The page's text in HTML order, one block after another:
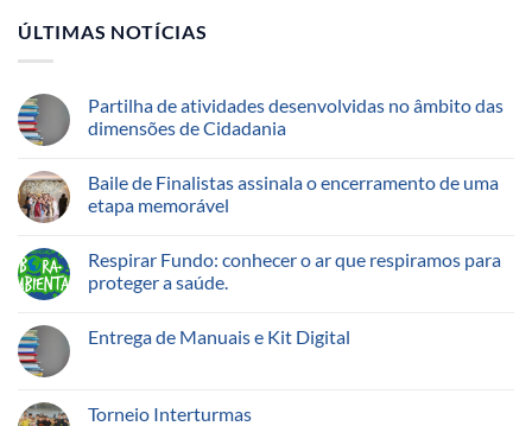
ÚLTIMAS NOTÍCIAS
Partilha de atividades desenvolvidas no âmbito das
dimensões de Cidadania
Baile de Finalistas assinala o encerramento de uma
etapa memorável
Respirar Fundo: conhecer o ar que respiramos para
proteger a saúde.
Entrega de Manuais e Kit Digital
Torneio Interturmas